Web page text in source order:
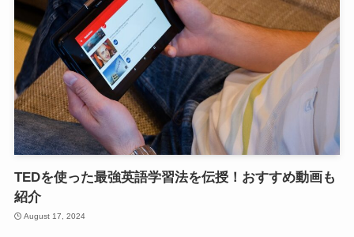
TEDを使った最強英語学習法を伝授！おすすめ動画も
紹介
August 17, 2024